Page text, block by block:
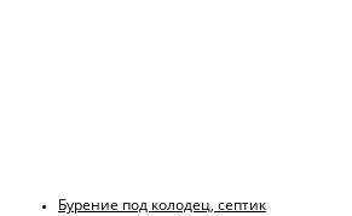
Бурение под колодец, септик